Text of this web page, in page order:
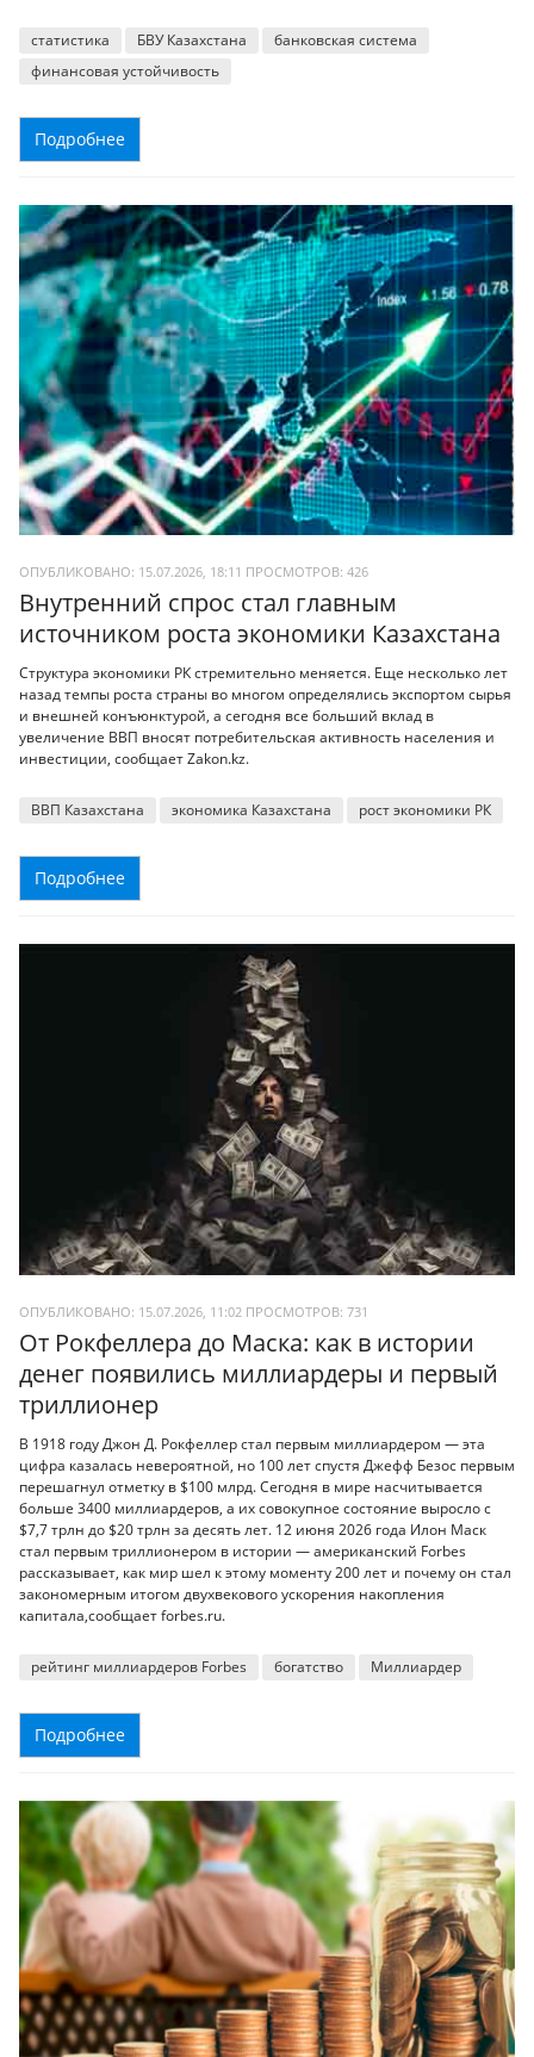
статистика БВУ Казахстана
банковская система
финансовая устойчивость
Подробнее
ОПУБЛИКОВАНО: 15.07.2026, 18:11 ПРОСМОТРОВ: 426
Внутренний спрос стал главным
источником роста экономики Казахстана
Структура экономики РК стремительно меняется. Еще несколько лет
назад темпы роста страны во многом определялись экспортом сырья
и внешней конъюнктурой, а сегодня все больший вклад в
увеличение ВВП вносят потребительская активность населения и
инвестиции, сообщает Zakon.kz.
ВВП Казахстана экономика Казахстана рост экономики РК
Подробнее
ОПУБЛИКОВАНО: 15.07.2026, 11:02 ПРОСМОТРОВ: 731
От Рокфеллера до Маска: как в истории
денег появились миллиардеры и первый
триллионер
В 1918 году Джон Д. Рокфеллер стал первым миллиардером — эта
цифра казалась невероятной, но 100 лет спустя Джефф Безос первым
перешагнул отметку в $100 млрд. Сегодня в мире насчитывается
больше 3400 миллиардеров, а их совокупное состояние выросло с
$7,7 трлн до $20 трлн за десять лет. 12 июня 2026 года Илон Маск
стал первым триллионером в истории — американский Forbes
рассказывает, как мир шел к этому моменту 200 лет и почему он стал
закономерным итогом двухвекового ускорения накопления
капитала,сообщает forbes.ru.
рейтинг миллиардеров Forbes богатство Миллиардер
Подробнее